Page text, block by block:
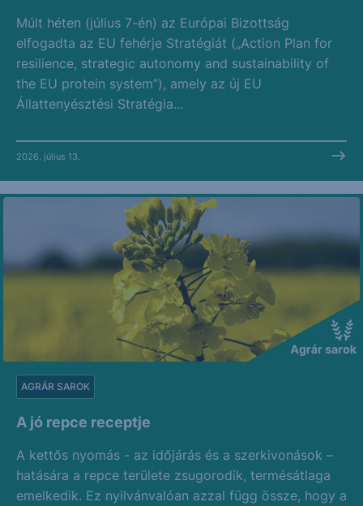
Múlt héten (július 7-én) az Európai Bizottság
elfogadta az EU fehérje Stratégiát („Action Plan for
resilience, strategic autonomy and sustainability of
the EU protein system”), amely az új EU
Állattenyésztési Stratégia...
2026. július 13.
A jó repce receptje
AGRÁR SAROK
A kettős nyomás - az időjárás és a szerkivonások –
hatására a repce területe zsugorodik, termésátlaga
emelkedik. Ez nyilvánvalóan azzal függ össze, hogy a